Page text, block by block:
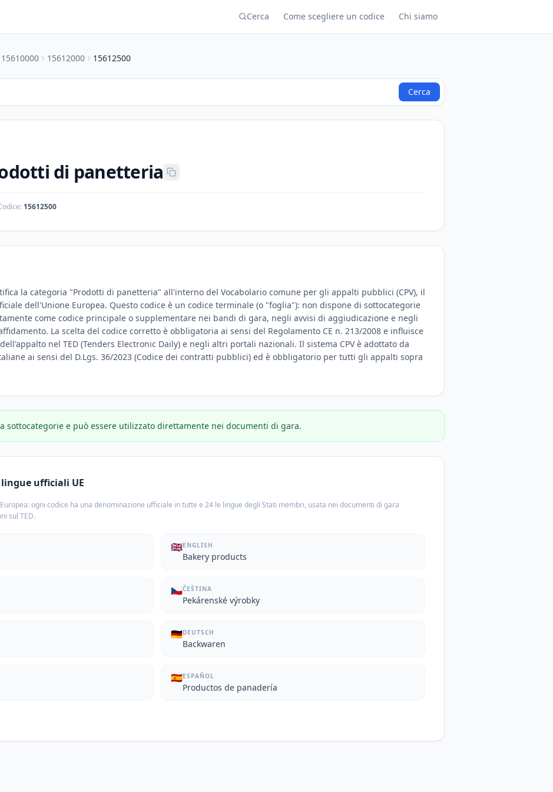
Cerca Come scegliere un codice Chi siamo
15610000 15612000 15612500
Cerca
di panetteria
15612500
la categoria "Prodotti di panetteria" all'interno del Vocabolario comune per gli appalti pubblici (CPV), il
dell'Unione Europea. Questo codice è un codice terminale (o "foglia"): non dispone di sottocategorie
come codice principale o supplementare nei bandi di gara, negli avvisi di aggiudicazione e negli
La scelta del codice corretto è obbligatoria ai sensi del Regolamento CE n. 213/2008 e influisce
nel TED (Tenders Electronic Daily) e negli altri portali nazionali. Il sistema CPV è adottato da
ai sensi del D.Lgs. 36/2023 (Codice dei contratti pubblici) ed è obbligatorio per tutti gli appalti sopra
sottocategorie e può essere utilizzato direttamente nei documenti di gara.
ufficiali UE
ogni codice ha una denominazione ufficiale in tutte e 24 le lingue degli Stati membri, usata nei documenti di gara
sul TED.
🇬🇧ENGLISH
Bakery products
🇨🇿ČEŠTINA
Pekárenské výrobky
🇩🇪DEUTSCH
Backwaren
🇪🇸ESPAÑOL
Productos de panadería